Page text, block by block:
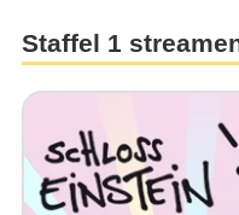
Staffel 1